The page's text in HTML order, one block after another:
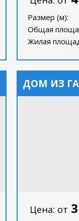
Размер (м):
Общая
Жилая
ДОМ ИЗ
Цена: от